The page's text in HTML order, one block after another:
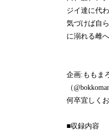
ジイ達に代
気づけば自
に溺れる雌
企画:ももま
（
何卒宜しく
■収録内容